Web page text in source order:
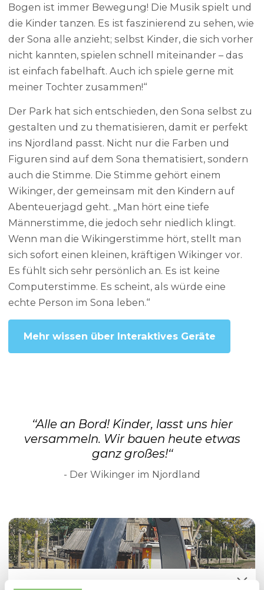
Bogen ist immer Bewegung! Die Musik spielt und
die Kinder tanzen. Es ist faszinierend zu sehen, wie
der Sona alle anzieht; selbst Kinder, die sich vorher
nicht kannten, spielen schnell miteinander – das
ist einfach fabelhaft. Auch ich spiele gerne mit
meiner Tochter zusammen!“
Der Park hat sich entschieden, den Sona selbst zu
gestalten und zu thematisieren, damit er perfekt
ins Njordland passt. Nicht nur die Farben und
Figuren sind auf dem Sona thematisiert, sondern
auch die Stimme. Die Stimme gehört einem
Wikinger, der gemeinsam mit den Kindern auf
Abenteuerjagd geht. „Man hört eine tiefe
Männerstimme, die jedoch sehr niedlich klingt.
Wenn man die Wikingerstimme hört, stellt man
sich sofort einen kleinen, kräftigen Wikinger vor.
Es fühlt sich sehr persönlich an. Es ist keine
Computerstimme. Es scheint, als würde eine
echte Person im Sona leben.“
Mehr wissen über Interaktives Geräte
‘‘Alle an Bord! Kinder, lasst uns hier
versammeln. Wir bauen heute etwas
ganz großes!‘‘
- Der Wikinger im Njordland
Spielplatzoffensive 2026